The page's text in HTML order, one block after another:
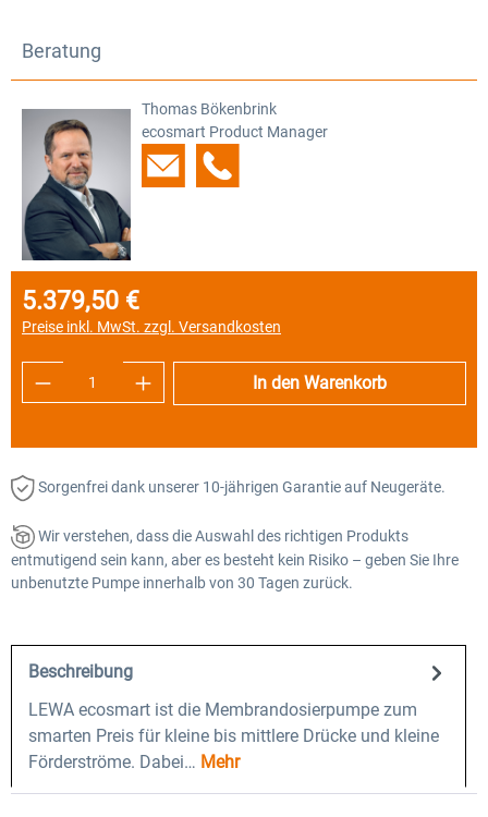
Beratung
Thomas Bökenbrink
ecosmart Product Manager
Regulärer Preis:
5.379,50 €
Preise inkl. MwSt. zzgl. Versandkosten
Produkt Anzahl: Gib den gewünschten
In den Warenkorb
Sorgenfrei dank unserer 10-jährigen Garantie auf Neugeräte.
Wir verstehen, dass die Auswahl des richtigen Produkts
entmutigend sein kann, aber es besteht kein Risiko – geben Sie Ihre
unbenutzte Pumpe innerhalb von 30 Tagen zurück.
Beschreibung
LEWA ecosmart ist die Membrandosierpumpe zum
smarten Preis für kleine bis mittlere Drücke und kleine
Förderströme. Dabei… Mehr